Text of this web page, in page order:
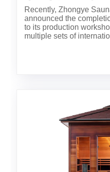
على تمكين الابتكار في
تكنولوجيا المعالجة
Recently, Zhongye
announced the
to its production
multiple sets of
company has
production process of